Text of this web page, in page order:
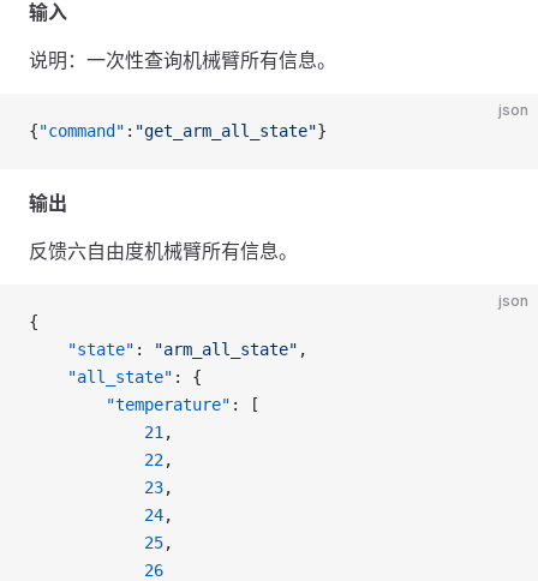
输入
说明：一次性查询机械臂所有信息。
json
{"command" : "get_arm_all_state"}
输出
反馈六自由度机械臂所有信息。
json
{
    "state"
: "arm_all_state" ,
    "all_state"
: {
        "temperature"
: [
            21
,
            22
,
            23
,
            24
,
            25
,
            26